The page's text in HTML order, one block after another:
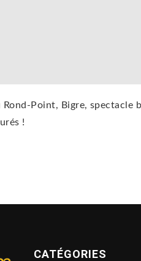
Point, Bigre, spectacle
!
CATÉGORIES